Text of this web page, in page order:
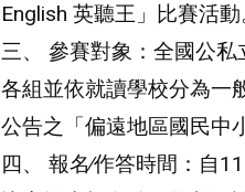
English 英聽王」比賽活動
三、 參賽對象：全國公私
各組並依就讀學校分為一
公告之「偏遠地區國民中
四、 報名∕作答時間：自